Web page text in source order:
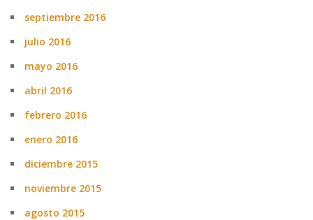
septiembre 2016
julio 2016
mayo 2016
abril 2016
febrero 2016
enero 2016
diciembre 2015
noviembre 2015
agosto 2015